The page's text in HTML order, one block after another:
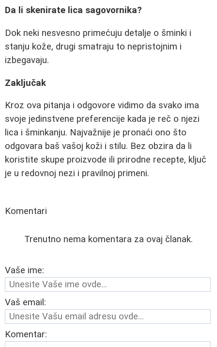
Da li skenirate lica sagovornika?
Dok neki nesvesno primećuju detalje o šminki i
stanju kože, drugi smatraju to nepristojnim i
izbegavaju.
Zaključak
Kroz ova pitanja i odgovore vidimo da svako ima
svoje jedinstvene preferencije kada je reč o njezi
lica i šminkanju. Najvažnije je pronaći ono što
odgovara baš vašoj koži i stilu. Bez obzira da li
koristite skupe proizvode ili prirodne recepte, ključ
je u redovnoj nezi i pravilnoj primeni.
Komentari
Trenutno nema komentara za ovaj članak.
Vaše ime:
Vaš email:
Komentar: